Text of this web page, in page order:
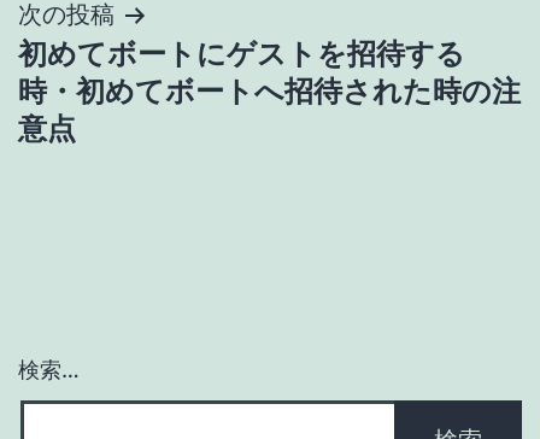
ビ
ゲ
ー
次の投稿
初めてボートにゲストを招待する
時・初めてボートへ招待された時の注
意点
検索…